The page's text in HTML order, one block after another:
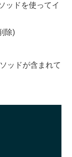
ッドを使ってイ
除)
ッドが含まれて